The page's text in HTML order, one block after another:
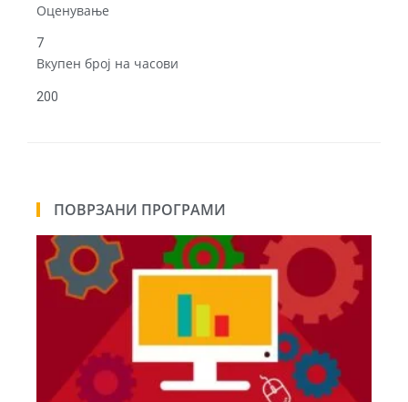
Оценување
7
Вкупен број на часови
200
ПОВРЗАНИ ПРОГРАМИ